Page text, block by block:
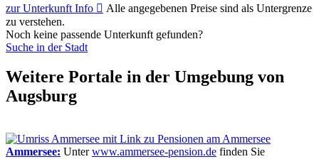
zur Unterkunft Info  Alle angegebenen Preise sind als Untergrenze
zu verstehen.
Noch keine passende Unterkunft gefunden?
Suche in der Stadt
Weitere Portale in der Umgebung von
Augsburg
Ammersee: Unterwww.ammersee-pension.de finden Sie